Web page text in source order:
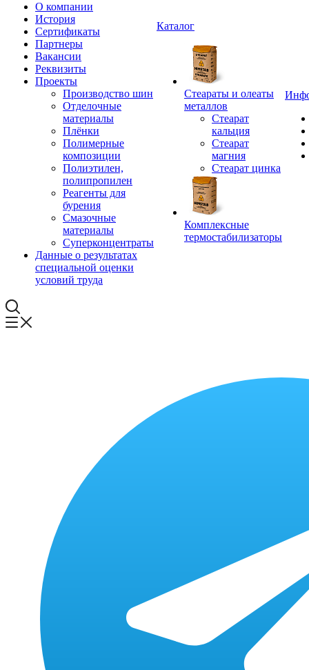
О компании
История
Сертификаты
Партнеры
Вакансии
Реквизиты
Проекты
Производство шин
Отделочные
материалы
Плёнки
Полимерные
композиции
Полиэтилен,
полипропилен
Реагенты для
бурения
Смазочные
материалы
Суперконцентраты
Данные о результатах
специальной оценки
условий труда
Каталог
Стеараты и олеаты
металлов
Стеарат
кальция
Стеарат
магния
Стеарат цинка
Комплексные
термостабилизаторы